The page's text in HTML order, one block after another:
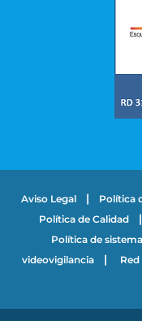
Aviso Legal | Política
Política de Calidad
Política de
videovigilancia|